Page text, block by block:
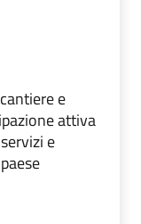
e
attiva
e